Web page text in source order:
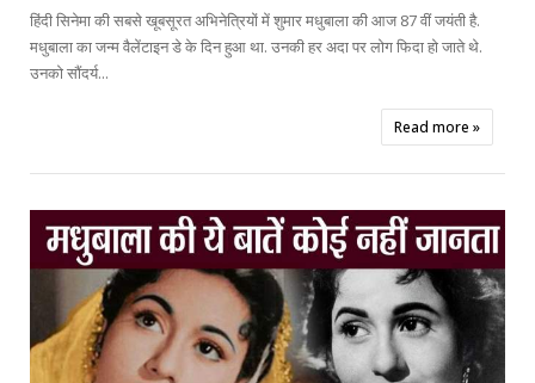
हिंदी सिनेमा की सबसे खूबसूरत अभिनेत्रियों में शुमार मधुबाला की आज 87 वीं जयंती है.
मधुबाला का जन्म वैलेंटाइन डे के दिन हुआ था. उनकी हर अदा पर लोग फिदा हो जाते थे.
उनको सौंदर्य...
Read more »